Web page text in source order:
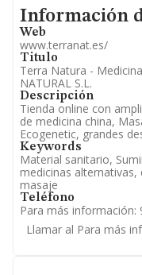
Informacion de su
Información
Web
www.terranat.es/
Titulo
Terra Natura -
NATURAL S.L.
Descripción
Tienda online con
de medicina china,
Ecogenetic, grandes
Keywords
Material sanitario,
medicinas
masaje
Teléfono
Para más información:
Llamar al Para más